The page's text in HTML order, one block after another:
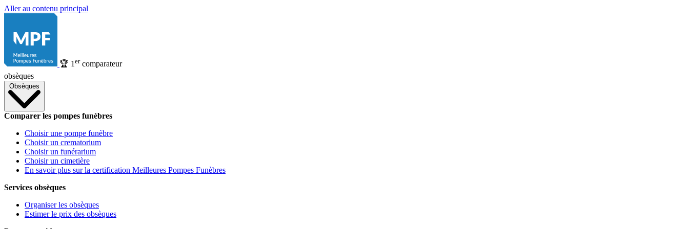
Aller au contenu principal
🏆 1 ercomparateur
obsèques
Obsèques
Comparer les pompes funèbres
Choisir une pompe funèbre
Choisir un crematorium
Choisir un funérarium
Choisir un cimetière
En savoir plus sur la certification Meilleures Pompes Funèbres
Services obsèques
Organiser les obsèques
Estimer le prix des obsèques